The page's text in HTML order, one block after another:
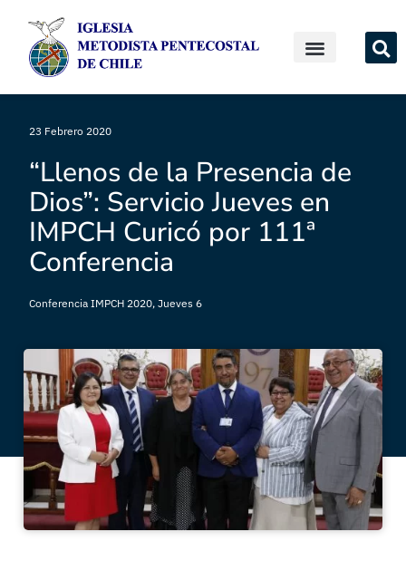
23 Febrero 2020
“Llenos de la Presencia de
Dios”: Servicio Jueves en
IMPCH Curicó por 111ª
Conferencia
Conferencia IMPCH 2020, Jueves 6